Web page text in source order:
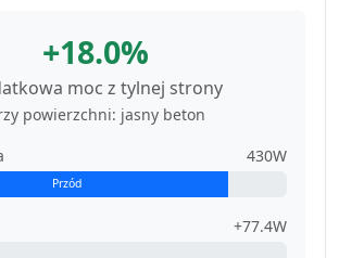
+18.0%
moc z tylnej strony
powierzchni: jasny beton
430W
Przód
+77.4W